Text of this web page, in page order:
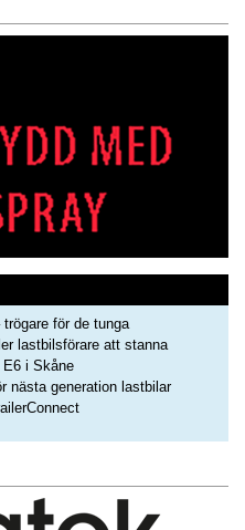
trögare för de tunga
lastbilsförare att stanna
i Skåne
nästa generation lastbilar